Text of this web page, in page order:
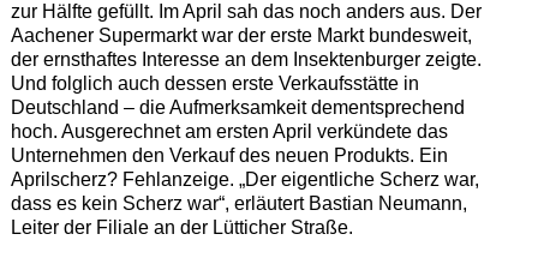
zur Hälfte gefüllt. Im April sah das noch anders aus. Der
Aachener Supermarkt war der erste Markt bundesweit,
der ernsthaftes Interesse an dem Insektenburger zeigte.
Und folglich auch dessen erste Verkaufsstätte in
Deutschland – die Aufmerksamkeit dementsprechend
hoch. Ausgerechnet am ersten April verkündete das
Unternehmen den Verkauf des neuen Produkts. Ein
Aprilscherz? Fehlanzeige. „Der eigentliche Scherz war,
dass es kein Scherz war“, erläutert Bastian Neumann,
Leiter der Filiale an der Lütticher Straße.